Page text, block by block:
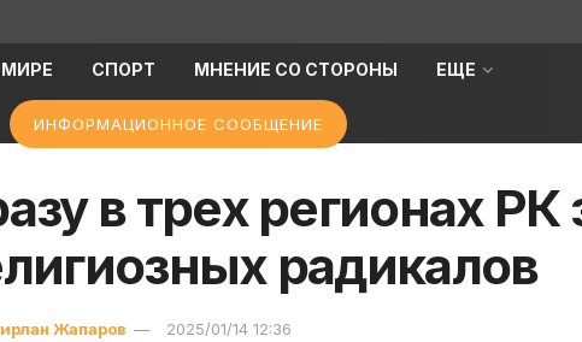
МИРЕ СПОРТ МНЕНИЕ СО СТОРОНЫ ЕЩЕ
ИНФОРМАЦИОННОЕ СООБЩЕНИЕ
в трех регионах
радикалов
Жапаров 2025/01/14 12:36